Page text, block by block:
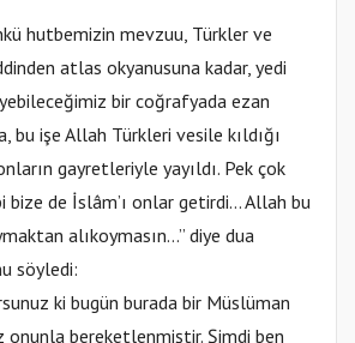
hutbemizin mevzuu, Türkler ve
atlas okyanusuna kadar, yedi
bir coğrafyada ezan
bu işe Allah Türkleri vesile kıldığı
gayretleriyle yayıldı. Pek çok
de İslâm’ı onlar getirdi… Allah bu
alıkoymasın…” diye dua
söyledi:
ki bugün burada bir Müslüman
onunla bereketlenmiştir. Şimdi ben